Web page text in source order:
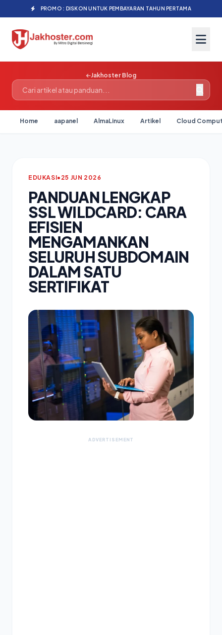
PROMO : DISKON UNTUK PEMBAYARAN TAHUN PERTAMA
Jakhoster Blog
Home aapanel AlmaLinux Artikel Cloud
EDUKASI• 25 JUN 2026
PANDUAN LENGKAP
SSL WILDCARD: CARA
EFISIEN
MENGAMANKAN
SELURUH SUBDOMAIN
DALAM SATU
SERTIFIKAT
ADVERTISEMENT